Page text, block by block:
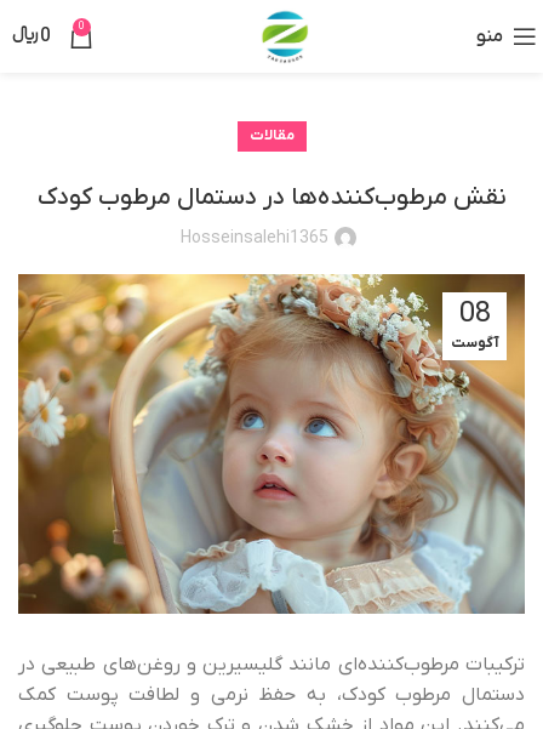
منو 0
0﷼
مقالات
نقش مرطوب‌کننده‌ها در دستمال مرطوب کودک
Hosseinsalehi1365
08
آگوست
ترکیبات مرطوب‌کننده‌ای مانند گلیسیرین و روغن‌های طبیعی در
دستمال مرطوب کودک، به حفظ نرمی و لطافت پوست کمک